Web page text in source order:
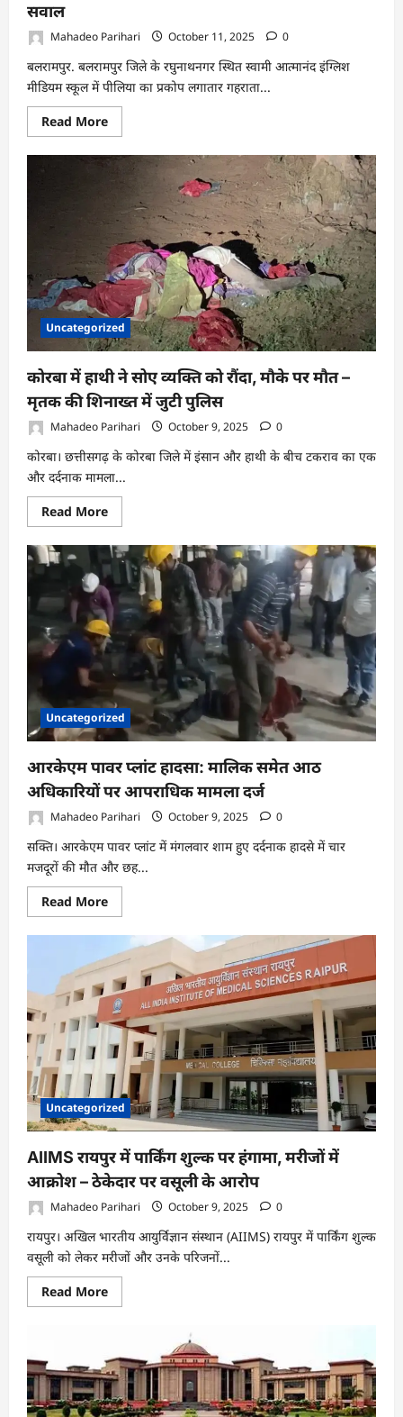
सवाल
Mahadeo Parihari October 11, 2025 0
बलरामपुर. बलरामपुर जिले के रघुनाथनगर स्थित स्वामी आत्मानंद इंग्लिश
मीडियम स्कूल में पीलिया का प्रकोप लगातार गहराता...
Read MoreRead
more
स्वामी
आत्मानंद
पीलिया
का
सातवीं
की
छात्रा
की
मौत,
कई
बच्चे
बीमार,
प्रशासन
लापरवाही
पर
सवाल
Uncategorized
कोरबा में हाथी ने सोए व्यक्ति को रौंदा, मौके पर मौत –
मृतक की शिनाख्त में जुटी पुलिस
Mahadeo Parihari October 9, 2025 0
कोरबा। छत्तीसगढ़ के कोरबा जिले में इंसान और हाथी के बीच टकराव का एक
और दर्दनाक मामला...
Read MoreRead
more
कोरबा
में
हाथी
ने
सोए
व्यक्ति
को
रौंदा,
मौके
मौत
मृतक
की
शिनाख्त
में
पुलिस
Uncategorized
आरकेएम पावर प्लांट हादसा: मालिक समेत आठ
अधिकारियों पर आपराधिक मामला दर्ज
Mahadeo Parihari October 9, 2025 0
सक्ति। आरकेएम पावर प्लांट में मंगलवार शाम हुए दर्दनाक हादसे में चार
मजदूरों की मौत और छह...
Read MoreRead
more
आरकेएम
पावर
प्लांट
हादसा:
मालिक
समेत
आठ
अधिकारियों
आपराधिक
मामला
दर्ज
Uncategorized
AIIMS रायपुर में पार्किंग शुल्क पर हंगामा, मरीजों में
आक्रोश – ठेकेदार पर वसूली के आरोप
Mahadeo Parihari October 9, 2025 0
रायपुर। अखिल भारतीय आयुर्विज्ञान संस्थान (AIIMS) रायपुर में पार्किंग शुल्क
वसूली को लेकर मरीजों और उनके परिजनों...
Read MoreRead
more
पार्किंग
शुल्क
पर
हंगामा,